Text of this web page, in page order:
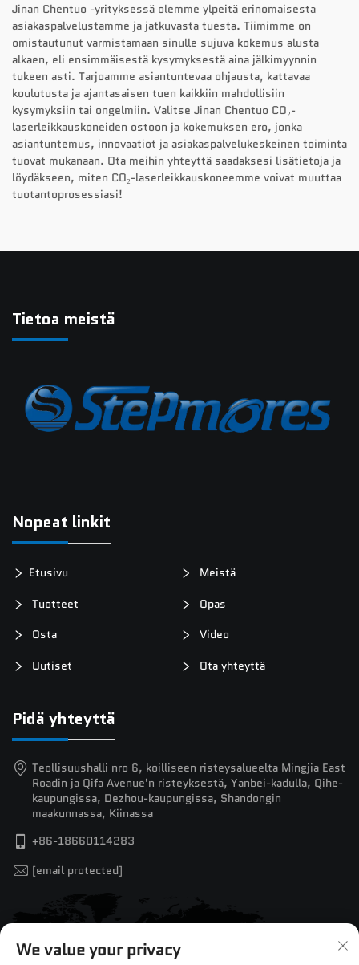
Jinan Chentuo -yrityksessä olemme ylpeitä erinomaisesta
asiakaspalvelustamme ja jatkuvasta tuesta. Tiimimme on
omistautunut varmistamaan sinulle sujuva kokemus alusta
alkaen, eli ensimmäisestä kysymyksestä aina jälkimyynnin
tukeen asti. Tarjoamme asiantuntevaa ohjausta, kattavaa
koulutusta ja ajantasaisen tuen kaikkiin mahdollisiin
kysymyksiin tai ongelmiin. Valitse Jinan Chentuo CO₂-
laserleikkauskoneiden ostoon ja kokemuksen ero, jonka
asiantuntemus, innovaatiot ja asiakaspalvelukeskeinen toiminta
tuovat mukanaan. Ota meihin yhteyttä saadaksesi lisätietoja ja
löydäkseen, miten CO₂-laserleikkauskoneemme voivat muuttaa
tuotantoprosessiasi!
Tietoa meistä
Nopeat linkit
Etusivu
Meistä
Tuotteet
Opas
Osta
Video
Uutiset
Ota yhteyttä
Pidä yhteyttä
Teollisuushalli nro 6, koilliseen risteysalueelta Mingjia East
Roadin ja Qifa Avenue'n risteyksestä, Yanbei-kadulla, Qihe-
kaupungissa, Dezhou-kaupungissa, Shandongin
maakunnassa, Kiinassa
+86-18660114283
[email protected]
We value your privacy